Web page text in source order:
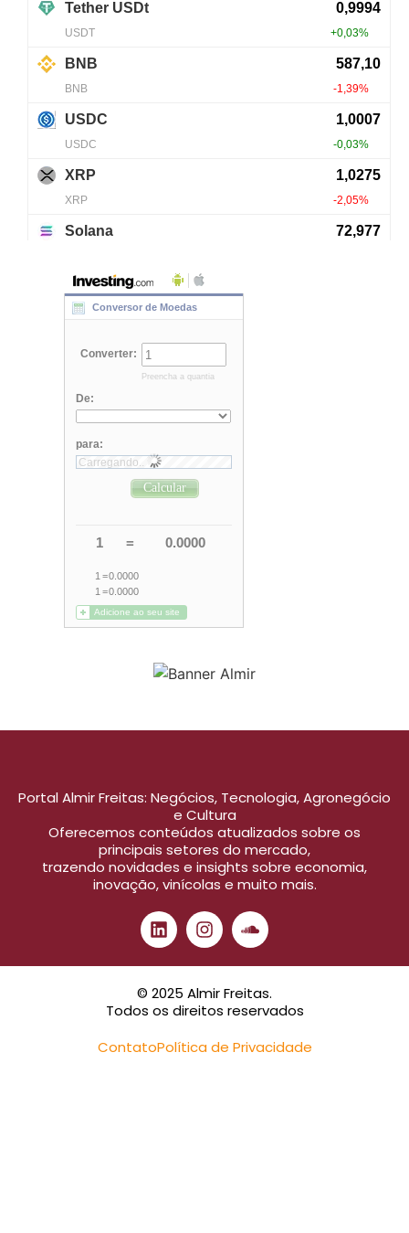
Portal Almir Freitas: Negócios, Tecnologia, Agronegócio
e Cultura
Oferecemos conteúdos atualizados sobre os
principais setores do mercado,
trazendo novidades e insights sobre economia,
inovação, vinícolas e muito mais.
© 2025 Almir Freitas.
Todos os direitos reservados
ContatoPolítica de Privacidade